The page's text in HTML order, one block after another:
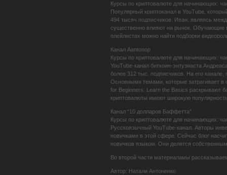
Курсы по криптовалюте для начинающих:
Популярный криптоканал в YouTube,
494 тысяч подписчиков. Иван, являясь
существенно влияют на рынок. Обучающие
плейлистах можно найти подборки
Канал Aantonop
Курсы по криптовалюте для начинающих:
YouTube-канал биткоин-энтузиаста
более 312 тыс. подписчиков. На его
Основными темами, которые затрагивает в
for Beginners: Learn the Basics раскрывают
криптовалюты имеют широкую
Канал “10 долларов Баффетта”
Курсы по криптовалюте для начинающих:
Русскоязычный YouTube-канал. Авторы
новичками в этой сфере. Сейчас блог
новичков языком. Они делятся
Во второй части материаламы
Автор: Натали Антоненко